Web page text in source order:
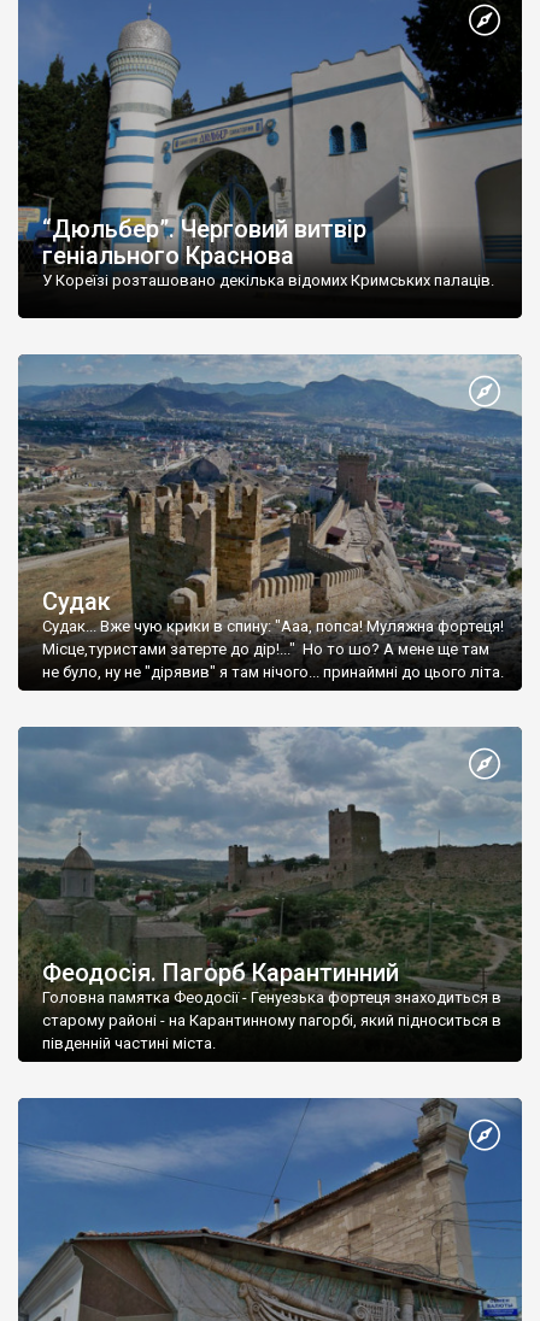
“Дюльбер”. Черговий витвір
геніального Краснова
У Кореїзі розташовано декілька відомих Кримських палаців.
Судак
Судак... Вже чую крики в спину: "Ааа, попса! Муляжна фортеця!
Місце,туристами затерте до дір!..." Но то шо? А мене ще там
не було, ну не "дірявив" я там нічого... принаймні до цього літа.
Феодосія. Пагорб Карантинний
Головна памятка Феодосії - Генуезька фортеця знаходиться в
старому районі - на Карантинному пагорбі, який підноситься в
південній частині міста.